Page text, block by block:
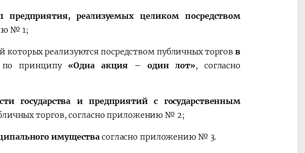
предприятия, реализуемых целиком посредством
№ 1;
которых реализуются посредством публичных торговв
по принципу«Одна акция – один лот», согласно
государства и предприятий с государственным
торгов, согласно приложению № 2;
имущества согласно приложению № 3.